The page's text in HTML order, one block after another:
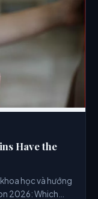
Have the
học và hướng
2026: Which